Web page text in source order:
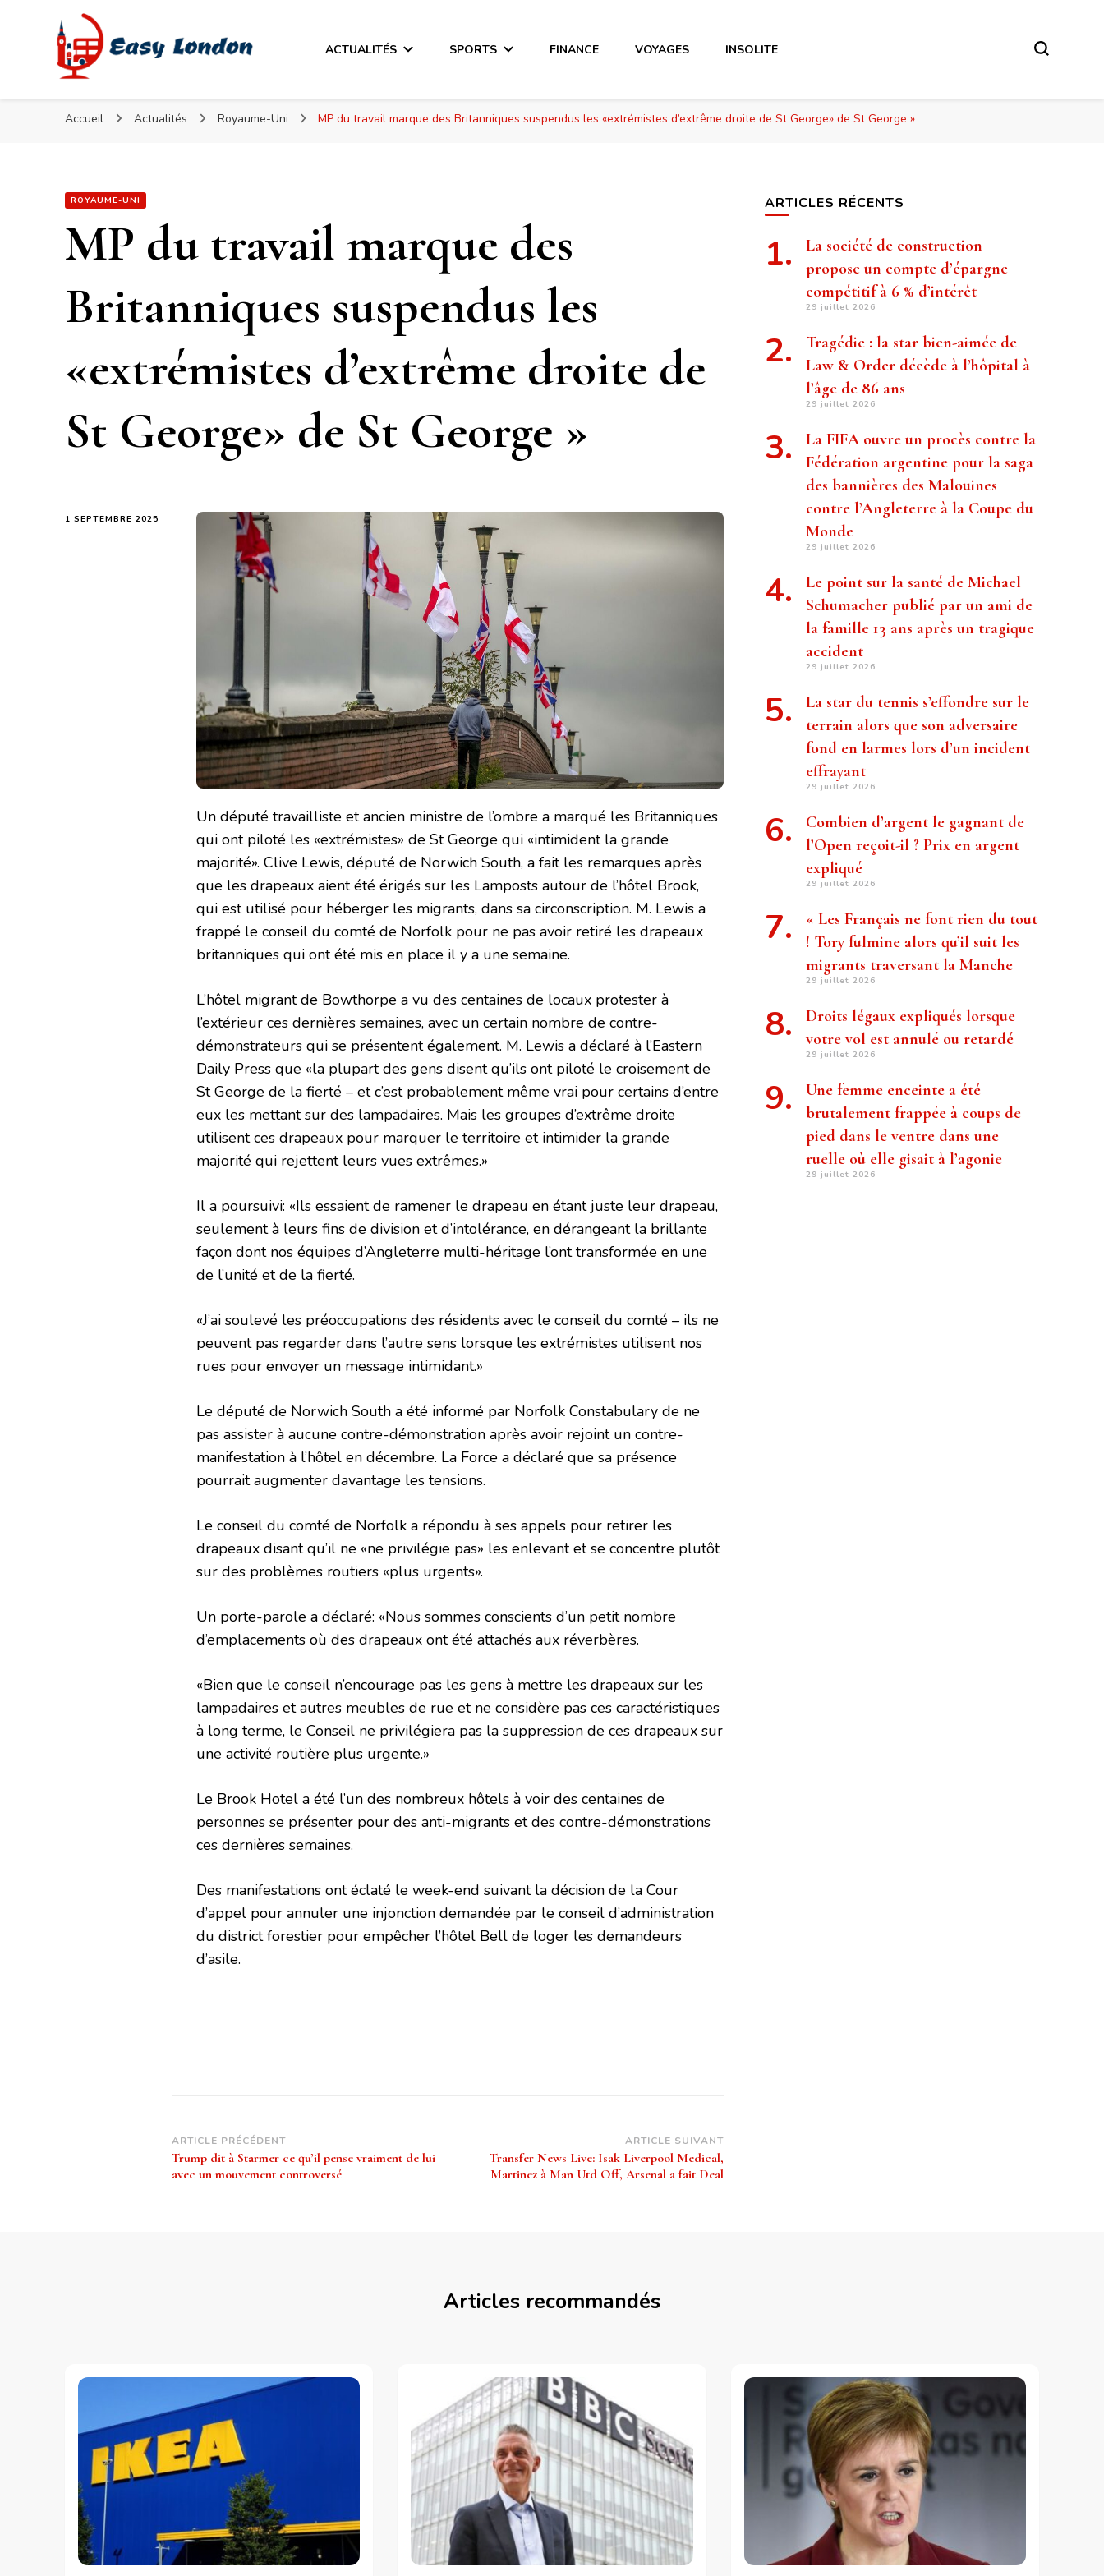
Easy London
Easy London
ACTUALITÉS SPORTS FINANCE VOYAGES INSOLITE
Accueil Actualités Royaume-Uni MP du travail marque des Britanniques suspendus les «extrémistes d’extrême droite de St George» de St George »
ROYAUME-UNI
MP du travail marque des
Britanniques suspendus les
«extrémistes d’extrême droite de
St George» de St George »
1 SEPTEMBRE 2025
Un député travailliste et ancien ministre de l’ombre a marqué les Britanniques
qui ont piloté les «extrémistes» de St George qui «intimident la grande
majorité». Clive Lewis, député de Norwich South, a fait les remarques après
que les drapeaux aient été érigés sur les Lamposts autour de l’hôtel Brook,
qui est utilisé pour héberger les migrants, dans sa circonscription. M. Lewis a
frappé le conseil du comté de Norfolk pour ne pas avoir retiré les drapeaux
britanniques qui ont été mis en place il y a une semaine.
L’hôtel migrant de Bowthorpe a vu des centaines de locaux protester à
l’extérieur ces dernières semaines, avec un certain nombre de contre-
démonstrateurs qui se présentent également. M. Lewis a déclaré à l’Eastern
Daily Press que «la plupart des gens disent qu’ils ont piloté le croisement de
St George de la fierté – et c’est probablement même vrai pour certains d’entre
eux les mettant sur des lampadaires. Mais les groupes d’extrême droite
utilisent ces drapeaux pour marquer le territoire et intimider la grande
majorité qui rejettent leurs vues extrêmes.»
Il a poursuivi: «Ils essaient de ramener le drapeau en étant juste leur drapeau,
seulement à leurs fins de division et d’intolérance, en dérangeant la brillante
façon dont nos équipes d’Angleterre multi-héritage l’ont transformée en une
de l’unité et de la fierté.
«J’ai soulevé les préoccupations des résidents avec le conseil du comté – ils ne
peuvent pas regarder dans l’autre sens lorsque les extrémistes utilisent nos
rues pour envoyer un message intimidant.»
Le député de Norwich South a été informé par Norfolk Constabulary de ne
pas assister à aucune contre-démonstration après avoir rejoint un contre-
manifestation à l’hôtel en décembre. La Force a déclaré que sa présence
pourrait augmenter davantage les tensions.
Le conseil du comté de Norfolk a répondu à ses appels pour retirer les
drapeaux disant qu’il ne «ne privilégie pas» les enlevant et se concentre plutôt
sur des problèmes routiers «plus urgents».
Un porte-parole a déclaré: «Nous sommes conscients d’un petit nombre
d’emplacements où des drapeaux ont été attachés aux réverbères.
«Bien que le conseil n’encourage pas les gens à mettre les drapeaux sur les
lampadaires et autres meubles de rue et ne considère pas ces caractéristiques
à long terme, le Conseil ne privilégiera pas la suppression de ces drapeaux sur
une activité routière plus urgente.»
Le Brook Hotel a été l’un des nombreux hôtels à voir des centaines de
personnes se présenter pour des anti-migrants et des contre-démonstrations
ces dernières semaines.
Des manifestations ont éclaté le week-end suivant la décision de la Cour
d’appel pour annuler une injonction demandée par le conseil d’administration
du district forestier pour empêcher l’hôtel Bell de loger les demandeurs
d’asile.
Navigation
d’article
ARTICLE PRÉCÉDENT
Trump dit à Starmer ce qu’il pense vraiment de lui
avec un mouvement controversé
ARTICLE SUIVANT
Transfer News Live: Isak Liverpool Medical,
Martinez à Man Utd Off, Arsenal a fait Deal
ARTICLES RÉCENTS
La société de construction
propose un compte d’épargne
compétitif à 6 % d’intérêt
29 juillet 2026
Tragédie : la star bien-aimée de
Law & Order décède à l’hôpital à
l’âge de 86 ans
29 juillet 2026
La FIFA ouvre un procès contre la
Fédération argentine pour la saga
des bannières des Malouines
contre l’Angleterre à la Coupe du
Monde
29 juillet 2026
Le point sur la santé de Michael
Schumacher publié par un ami de
la famille 13 ans après un tragique
accident
29 juillet 2026
La star du tennis s’effondre sur le
terrain alors que son adversaire
fond en larmes lors d’un incident
effrayant
29 juillet 2026
Combien d’argent le gagnant de
l’Open reçoit-il ? Prix ​​en argent
expliqué
29 juillet 2026
« Les Français ne font rien du tout
! Tory fulmine alors qu’il suit les
migrants traversant la Manche
29 juillet 2026
Droits légaux expliqués lorsque
votre vol est annulé ou retardé
29 juillet 2026
Une femme enceinte a été
brutalement frappée à coups de
pied dans le ventre dans une
ruelle où elle gisait à l’agonie
29 juillet 2026
Articles recommandés